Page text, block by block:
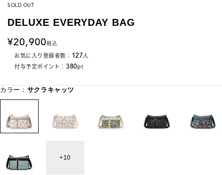
SOLD OUT
DELUXE EVERYDAY BAG
20,900税込
お気に入り登録者数： 127人
付与予定ポイント： 380pt
カラー： サクラキャッツ
10